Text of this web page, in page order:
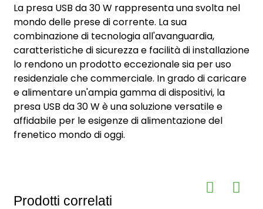
La presa USB da 30 W rappresenta una svolta nel
mondo delle prese di corrente. La sua
combinazione di tecnologia all'avanguardia,
caratteristiche di sicurezza e facilità di installazione
lo rendono un prodotto eccezionale sia per uso
residenziale che commerciale. In grado di caricare
e alimentare un'ampia gamma di dispositivi, la
presa USB da 30 W è una soluzione versatile e
affidabile per le esigenze di alimentazione del
frenetico mondo di oggi.
Prodotti correlati